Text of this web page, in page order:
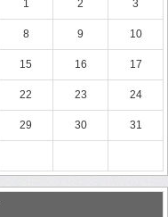
1 2 3
8 9 10
15 16 17
22 23 24
29 30 31